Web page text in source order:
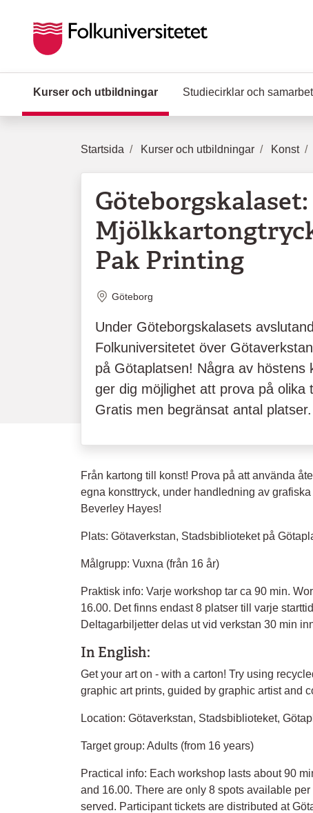
Kurser och utbildningar (Aktuell sida)
Studiecirklar och
Startsida Kurser och utbildningar Konst
Göteborgskalaset:
Pak Printing
Plats
Göteborg
Under Göteborgskalasets
Folkuniversitetet över
på Götaplatsen! Några av höstens
ger dig möjlighet att prova på olika
Gratis men begränsat antal
Från kartong till konst! Prova på att använda
egna konsttryck, under handledning av
Beverley Hayes!
Plats: Götaverkstan, Stadsbiblioteket på
Målgrupp: Vuxna (från 16 år)
Praktisk info: Varje workshop tar ca 90 min.
16.00. Det finns endast 8 platser till varje
Deltagarbiljetter delas ut vid verkstan 30 min
In English:
Get your art on - with a carton! Try using
graphic art prints, guided by graphic artist and
Location: Götaverkstan, Stadsbiblioteket,
Target group: Adults (from 16 years)
Practical info: Each workshop lasts about 90
and 16.00. There are only 8 spots available per
served. Participant tickets are distributed at